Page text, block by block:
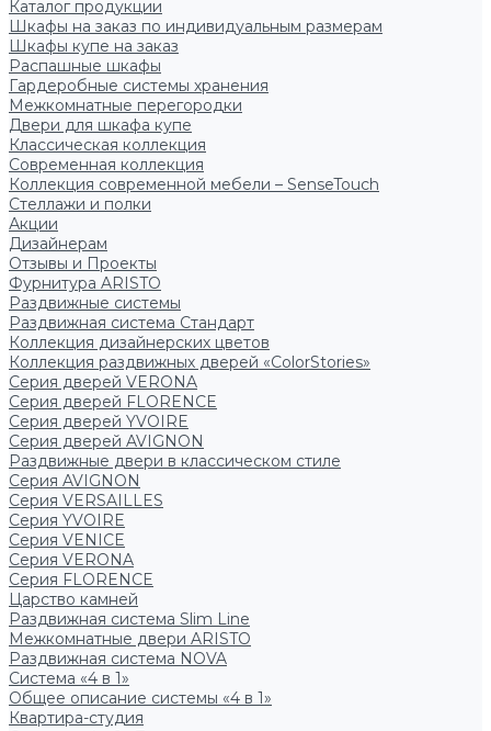
Каталог продукции
Шкафы на заказ по индивидуальным размерам
Шкафы купе на заказ
Распашные шкафы
Гардеробные системы хранения
Межкомнатные перегородки
Двери для шкафа купе
Классическая коллекция
Современная коллекция
Коллекция современной мебели – SenseTouch
Стеллажи и полки
Акции
Дизайнерам
Отзывы и Проекты
Фурнитура ARISTO
Раздвижные системы
Раздвижная система Стандарт
Коллекция дизайнерских цветов
Коллекция раздвижных дверей «ColorStories»
Серия дверей VERONA
Серия дверей FLORENCE
Серия дверей YVOIRE
Серия дверей AVIGNON
Раздвижные двери в классическом стиле
Серия AVIGNON
Серия VERSAILLES
Серия YVOIRE
Серия VENICE
Серия VERONA
Серия FLORENCE
Царство камней
Раздвижная система Slim Line
Межкомнатные двери ARISTO
Раздвижная система NOVA
Система «4 в 1»
Общее описание системы «4 в 1»
Квартира-студия